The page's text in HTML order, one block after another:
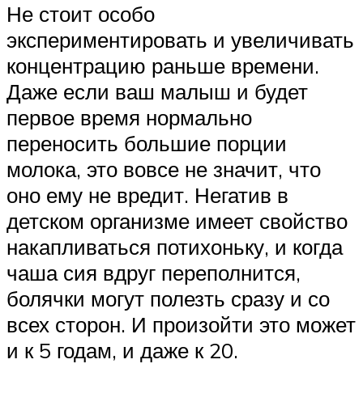
Не стоит особо
экспериментировать и увеличивать
концентрацию раньше времени.
Даже если ваш малыш и будет
первое время нормально
переносить большие порции
молока, это вовсе не значит, что
оно ему не вредит. Негатив в
детском организме имеет свойство
накапливаться потихоньку, и когда
чаша сия вдруг переполнится,
болячки могут полезть сразу и со
всех сторон. И произойти это может
и к 5 годам, и даже к 20.